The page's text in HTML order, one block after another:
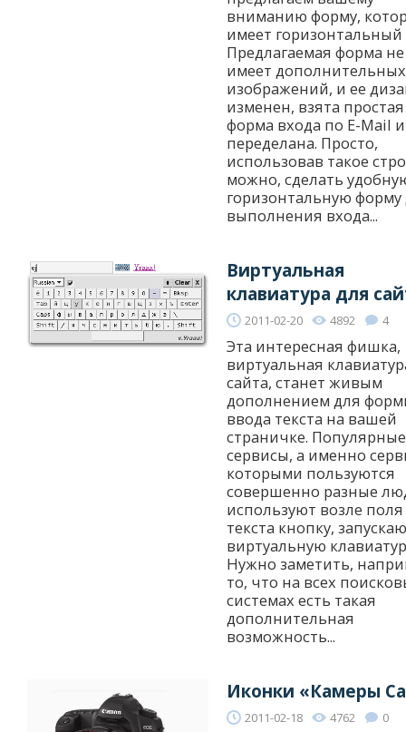
вниманию форму,
имеет горизонтальный
Предлагаемая форма не
имеет дополнительных
изображений, и ее
изменен, взята простая
форма входа по E-Mail и
переделана. Просто,
использовав такое
можно, сделать
горизонтальную форму
выполнения входа...
Виртуальная
клавиатура для
2011-02-20 4892 4
Эта интересная фишка,
виртуальная
сайта, станет живым
дополнением для
ввода текста на вашей
страничке. Популярные
сервисы, а именно
которыми пользуются
совершенно разные
используют возле
текста кнопку,
виртуальную
Нужно заметить,
то, что на всех
системах есть такая
дополнительная
возможность...
Иконки «Камеры
2011-02-18 4762 0